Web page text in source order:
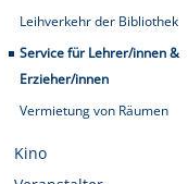
Leihverkehr der Bibliothek
Service für Lehrer/innen &
Erzieher/innen
Vermietung von Räumen
Kino